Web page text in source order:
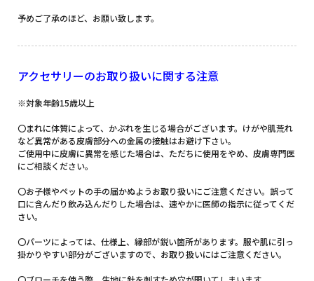
予めご了承のほど、お願い致します。
アクセサリーのお取り扱いに関する注意
※対象年齢15歳以上
〇まれに体質によって、かぶれを生じる場合がございます。けがや肌荒れ
など異常がある皮膚部分への金属の接触はお避け下さい。
ご使用中に皮膚に異常を感じた場合は、ただちに使用をやめ、皮膚専門医
にご相談ください。
〇お子様やペットの手の届かぬようお取り扱いにご注意ください。誤って
口に含んだり飲み込んだりした場合は、速やかに医師の指示に従ってくだ
さい。
〇パーツによっては、仕様上、縁部が鋭い箇所があります。服や肌に引っ
掛かりやすい部分がございますので、お取り扱いにはご注意ください。